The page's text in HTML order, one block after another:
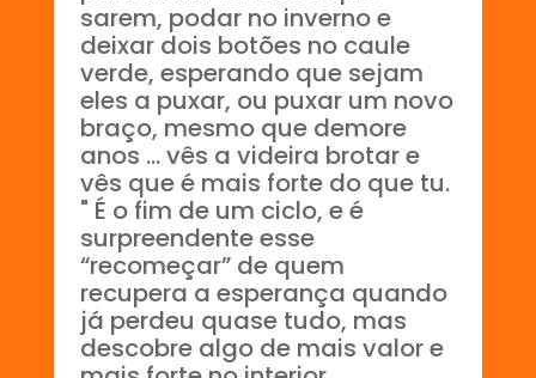
sarem, podar no inverno e
deixar dois botões no caule
verde, esperando que sejam
eles a puxar, ou puxar um novo
braço, mesmo que demore
anos ... vês a videira brotar e
vês que é mais forte do que tu.
" É o fim de um ciclo, e é
surpreendente esse
“recomeçar” de quem
recupera a esperança quando
já perdeu quase tudo, mas
descobre algo de mais valor e